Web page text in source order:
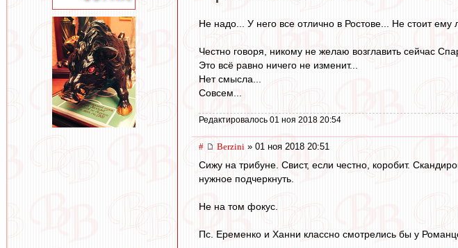
Не надо... У него все отлично в Ростове... Не стоит ему
Честно говоря, никому не желаю возглавить сейчас
Это всё равно ничего не изменит...
Нет смысла...
Совсем...
Редактировалось 01 ноя 2018 20:54
# Berzini » 01 ноя 2018 20:51
Сижу на трибуне. Свист, если честно, коробит.
нужное подчеркнуть.
Не на том фокус.
Пс. Еременко и Ханни классно смотрелись бы у